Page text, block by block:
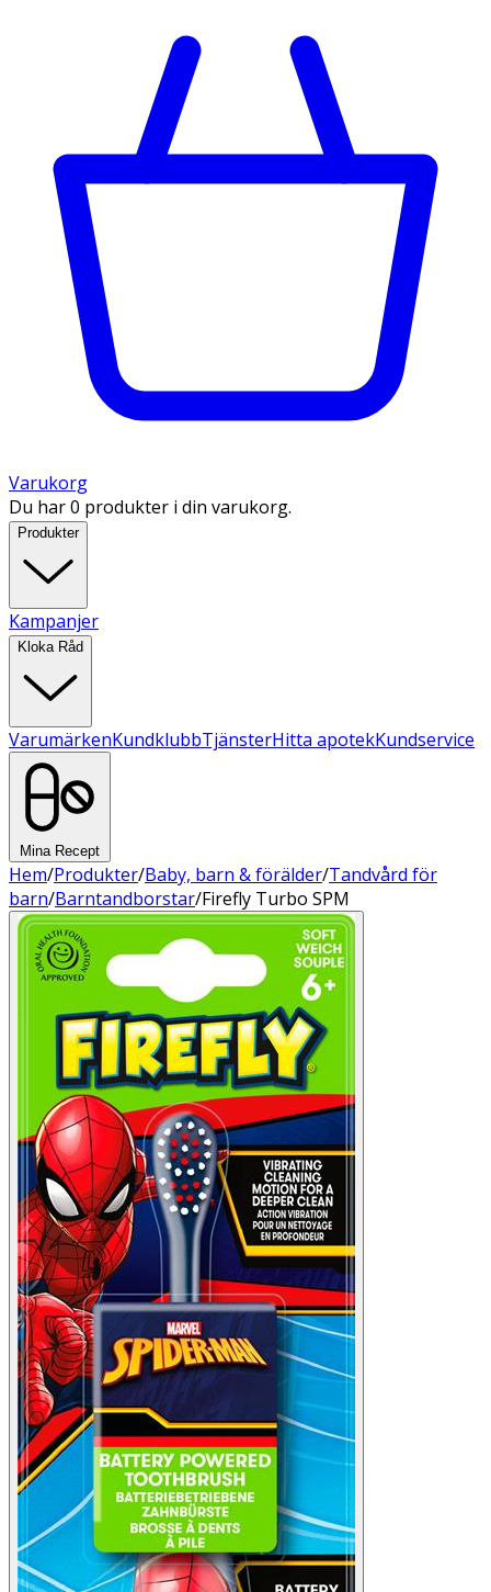
Varukorg
Du har 0 produkter i din varukorg.
Produkter
Kampanjer
Kloka Råd
VarumärkenKundklubbTjänsterHitta apotekKundservice
Mina Recept
Hem/Produkter/Baby, barn & förälder/Tandvård för
barn/Barntandborstar/Firefly Turbo SPM